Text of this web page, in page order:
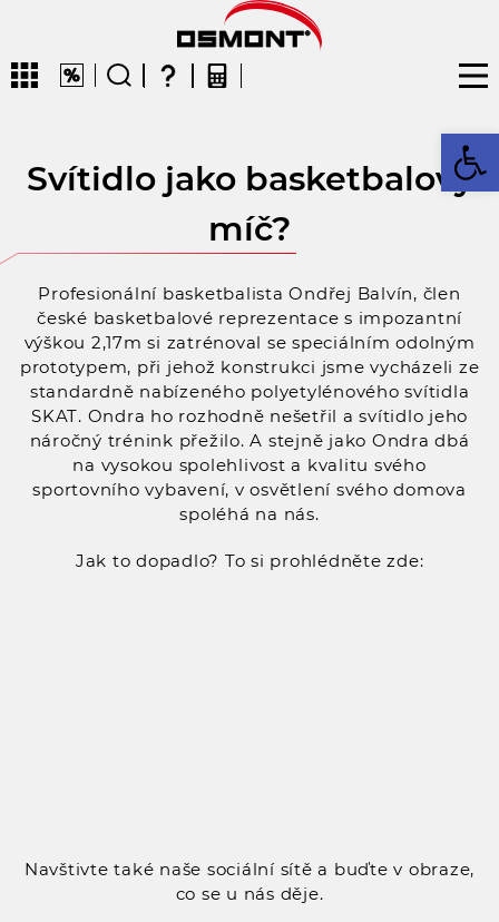
Svítidlo jako basketbalový
míč?
Profesionální basketbalista Ondřej Balvín, člen
české basketbalové reprezentace s impozantní
výškou 2,17m si zatrénoval se speciálním odolným
prototypem, při jehož konstrukci jsme vycházeli ze
standardně nabízeného polyetylénového svítidla
SKAT. Ondra ho rozhodně nešetřil a svítidlo jeho
náročný trénink přežilo. A stejně jako Ondra dbá
na vysokou spolehlivost a kvalitu svého
sportovního vybavení, v osvětlení svého domova
spoléhá na nás.
Jak to dopadlo? To si prohlédněte zde:
Navštivte také naše sociální sítě a buďte v obraze,
co se u nás děje.